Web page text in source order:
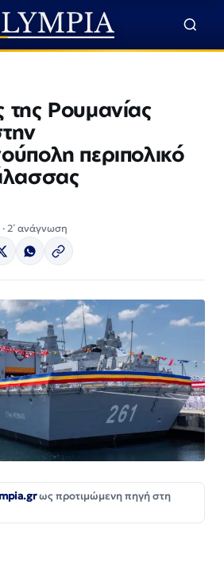
Ρουμανίας
περιπολικό
2΄ ανάγνωση
ως προτιμώμενη πηγή στη